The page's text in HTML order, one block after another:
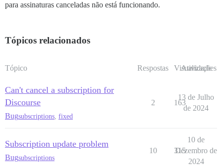
para assinaturas canceladas não está funcionando.
Tópicos relacionados
Tópico Respostas Visualizações
Atividade
Can't cancel a subscription for
Discourse
Bugsubscriptions fixed
2 163
13 de Julho
de 2024
Subscription update problem
Bugsubscriptions
10 315
10 de
Dezembro de
2024